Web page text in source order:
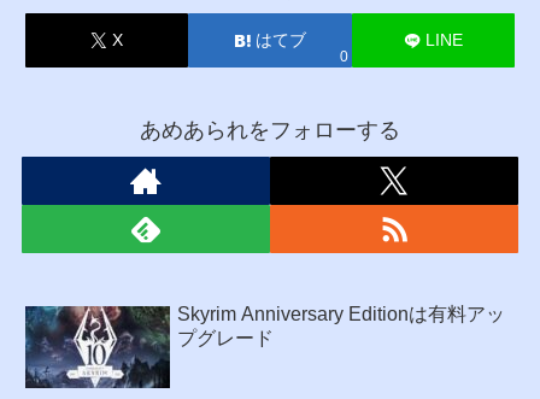
X はてブ
0
LINE
あめあられをフォローする
Skyrim Anniversary Editionは有料アッ
プグレード